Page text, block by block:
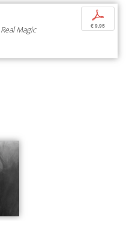
Real Magic
p
€ 9,95